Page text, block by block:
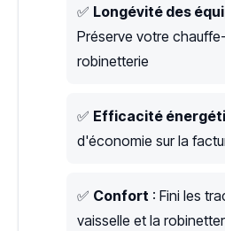
✅ Longévité des
Préserve votre
robinetterie
✅ Efficacité
d'économie sur la
✅ Confort : Fini les
vaisselle et la